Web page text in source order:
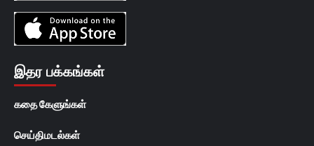
இதர பக்கங்கள்
கதை கேளுங்கள்
செய்திமடல்கள்